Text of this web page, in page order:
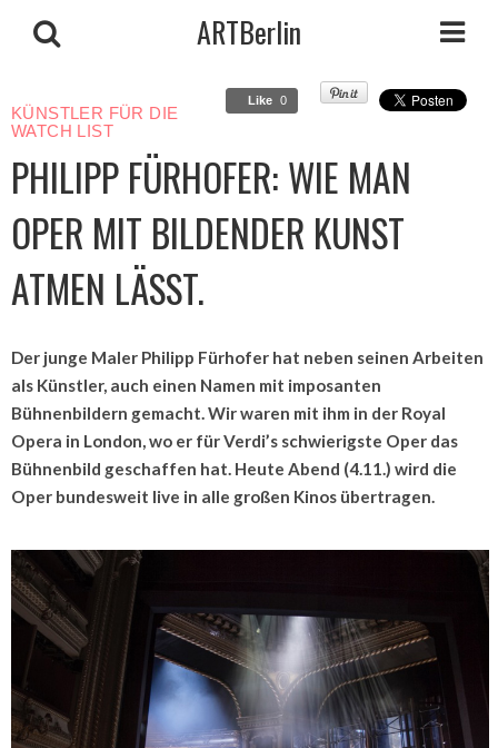
Like 0
KÜNSTLER FÜR DIE
WATCH LIST
PHILIPP FÜRHOFER: WIE MAN
OPER MIT BILDENDER KUNST
ATMEN LÄSST.
Der junge Maler Philipp Fürhofer hat neben seinen Arbeiten
als Künstler, auch einen Namen mit imposanten
Bühnenbildern gemacht. Wir waren mit ihm in der Royal
Opera in London, wo er für Verdi’s schwierigste Oper das
Bühnenbild geschaffen hat. Heute Abend (4.11.) wird die
Oper bundesweit live in alle großen Kinos übertragen.
ARTBerlin